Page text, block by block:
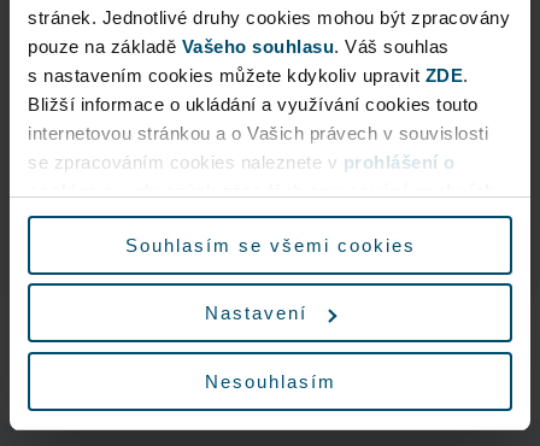
stránek. Jednotlivé druhy cookies mohou být zpracovány
pouze na základě Vašeho souhlasu. Váš souhlas
s nastavením cookies můžete kdykoliv upravit ZDE.
Bližší informace o ukládání a využívání cookies touto
internetovou stránkou a o Vašich právech v souvislosti
se zpracováním cookies naleznete v prohlášení o
údajů.
Souhlasím se všemi cookies
Nastavení
Nesouhlasím
Parking Period
0 days, 1 hour, 0 minutes
Actual price list is availablehere